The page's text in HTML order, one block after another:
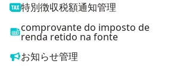
特別徴収税額通知管理
comprovante do imposto de
renda retido na fonte
お知らせ管理